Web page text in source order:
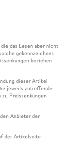
das Lesen aber nicht
gekennzeichnet.
beziehen
dieser Artikel
jeweils zutreffende
Preissenkungen
Anbieter der
der Artikelseite